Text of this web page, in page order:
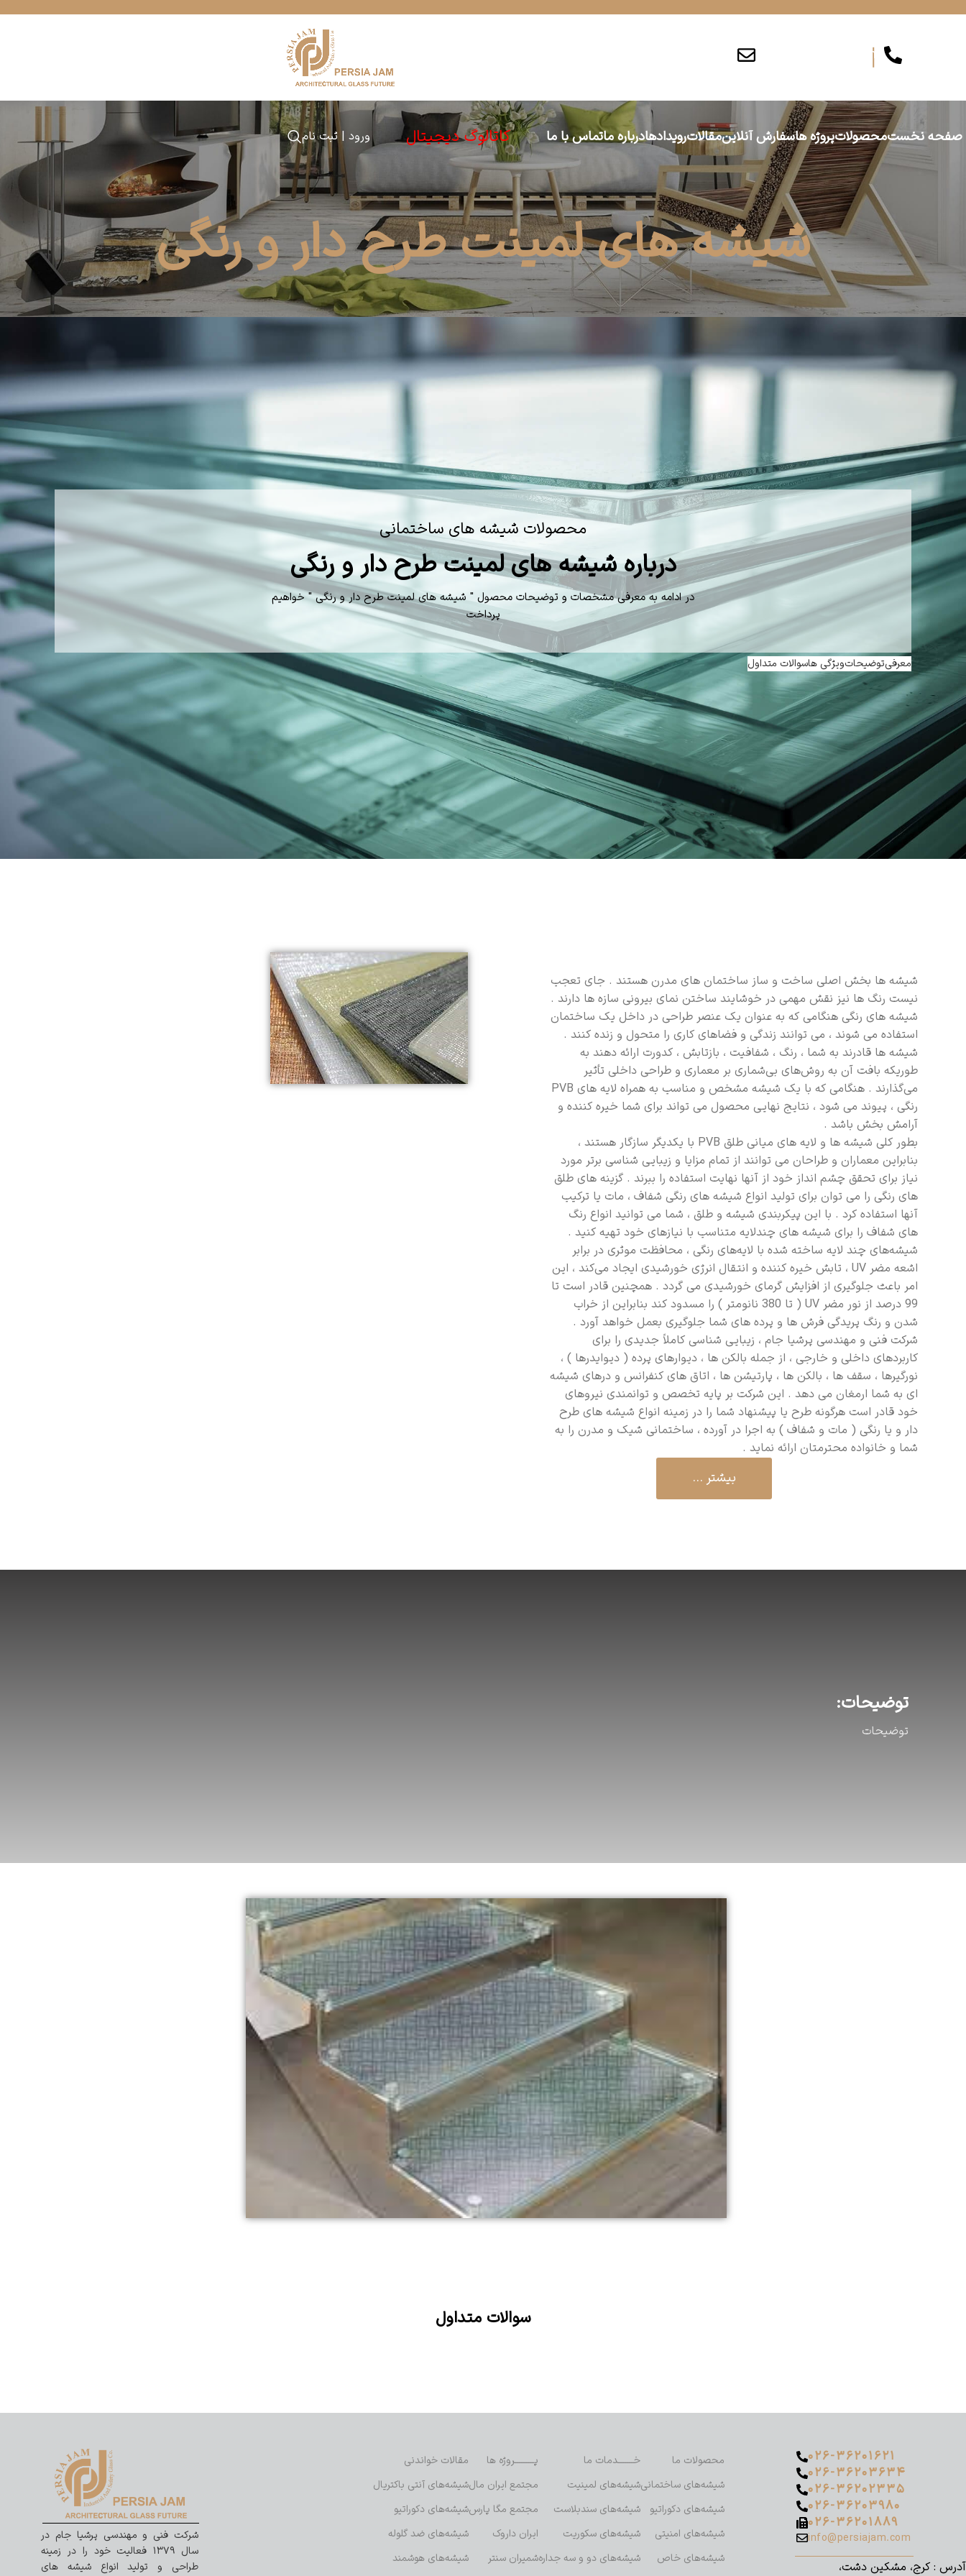
info@persiajam.com
صفحه نخستمحصولاتپروژه هاسفارش آنلاینمقالاترویدادهادرباره ماتماس با ما کاتالوگ دیجیتال ورود | ثبت نام
شیشه های لمینت طرح دار و رنگی
محصولات شیشه های ساختمانی
درباره شیشه های لمینت طرح دار و رنگی
در ادامه به معرفی مشخصات و توضیحات محصول " شیشه های لمینت طرح دار و رنگی " خواهیم
پرداخت
معرفیتوضیحاتویژگی هاسوالات متداول
شیشه ها بخش اصلی ساخت و ساز ساختمان های مدرن هستند . جای تعجب
نیست رنگ ها نیز نقش مهمی در خوشایند ساختن نمای بیرونی سازه ها دارند .
شیشه های رنگی هنگامی که به عنوان یک عنصر طراحی در داخل یک ساختمان
استفاده می شوند ، می توانند زندگی و فضاهای کاری را متحول و زنده کنند .
شیشه ها قادرند به شما ، رنگ ، شفافیت ، بازتابش ، کدورت ارائه دهند به
طوریکه بافت آن به روش‌های بی‌شماری بر معماری و طراحی داخلی تأثیر
می‌گذارند . هنگامی که با یک شیشه مشخص و مناسب به همراه لایه های PVB
رنگی ، پیوند می شود ، نتایج نهایی محصول می تواند برای شما خیره کننده و
آرامش بخش باشد .
بطور کلی شیشه ها و لایه های میانی طلق PVB با یکدیگر سازگار هستند ،
بنابراین معماران و طراحان می توانند از تمام مزایا و زیبایی شناسی برتر مورد
نیاز برای تحقق چشم انداز خود از آنها نهایت استفاده را ببرند . گزینه های طلق
های رنگی را می توان برای تولید انواع شیشه های رنگی شفاف ، مات یا ترکیب
آنها استفاده کرد . با این پیکربندی شیشه و طلق ، شما می توانید انواع رنگ
های شفاف را برای شیشه های چندلایه متناسب با نیازهای خود تهیه کنید .
شیشه‌های چند لایه ساخته شده با لایه‌های رنگی ، محافظت موثری در برابر
اشعه مضر UV ، تابش خیره کننده و انتقال انرژی خورشیدی ایجاد می‌کند ، این
امر باعث جلوگیری از افزایش گرمای خورشیدی می گردد . همچنین قادر است تا
99 درصد از نور مضر UV ( تا 380 نانومتر ) را مسدود ‌کند بنابراین از خراب
شدن و رنگ پریدگی فرش ها و پرده های شما جلوگیری بعمل خواهد آورد .
شرکت فنی و مهندسی پرشیا جام ، زیبایی شناسی کاملاً جدیدی را برای
کاربردهای داخلی و خارجی ، از جمله بالکن ها ، دیوارهای پرده ( دیوایدرها ) ،
نورگیرها ، سقف ها ، بالکن ها ، پارتیشن ها ، اتاق های کنفرانس و درهای شیشه
ای به شما ارمغان می دهد . این شرکت بر پایه تخصص و توانمندی نیروهای
خود قادر است هرگونه طرح یا پیشنهاد شما را در زمینه انواع شیشه های طرح
دار و یا رنگی ( مات و شفاف ) به اجرا در آورده ، ساختمانی شیک و مدرن را به
شما و خانواده محترمتان ارائه نماید .
بیشتر ...
توضیحات:
توضیحات
سوالات متداول
۰۲۶-۳۶۲۰۱۶۲۱
۰۲۶-۳۶۲۰۳۶۳۴
۰۲۶-۳۶۲۰۲۳۳۵
۰۲۶-۳۶۲۰۳۹۸۰
۰۲۶-۳۶۲۰۱۸۸۹
info@persiajam.com
آدرس : کرج، مشکین دشت،
محصولات ما
شیشه‌های ساختمانی
شیشه‌های دکوراتیو
شیشه‌های امنیتی
شیشه‌های خاص
خـــــــدمات ما
شیشه‌های لمینیت
شیشه‌های سندبلاست
شیشه‌های سکوریت
شیشه‌های دو و سه جداره
پـــــــــروژه ها
مجتمع ایران مال
مجتمع مگا پارس
ایران داروک
شمیران سنتر
مقالات خواندنی
شیشه‌های آنتی باکتریال
شیشه‌های دکوراتیو
شیشه‌های ضد گلوله
شیشه‌های هوشمند
شرکت فنی و مهندسی پرشیا جام در
سال ۱۳۷۹ فعالیت خود را در زمینه
طراحی و تولید انواع شیشه های